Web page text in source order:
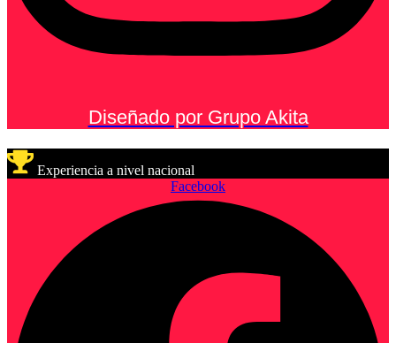
Diseñado por Grupo Akita
Experiencia a nivel nacional
Facebook